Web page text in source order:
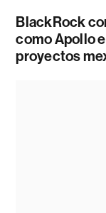
BlackRock
como Apollo
proyectos